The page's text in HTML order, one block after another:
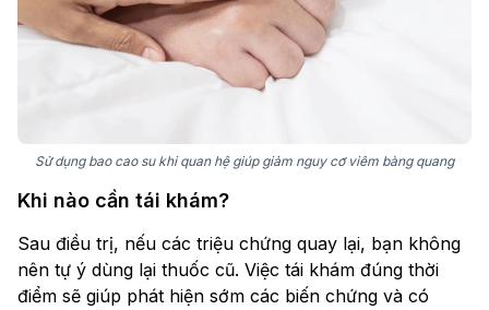
Sử dụng bao cao su khi quan hệ giúp giảm nguy cơ viêm bàng quang
Khi nào cần tái khám?
Sau điều trị, nếu các triệu chứng quay lại, bạn không
nên tự ý dùng lại thuốc cũ. Việc tái khám đúng thời
điểm sẽ giúp phát hiện sớm các biến chứng và có